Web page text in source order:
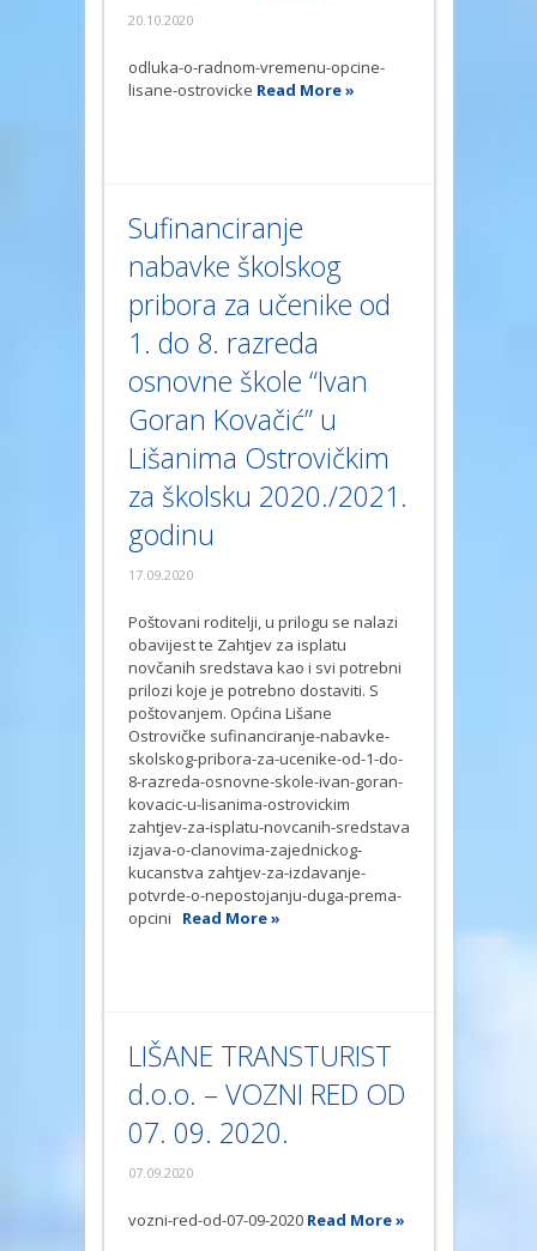
20.10.2020
odluka-o-radnom-vremenu-opcine-
lisane-ostrovicke Read More »
Sufinanciranje
nabavke školskog
pribora za učenike od
1. do 8. razreda
osnovne škole “Ivan
Goran Kovačić” u
Lišanima Ostrovičkim
za školsku 2020./2021.
godinu
17.09.2020
Poštovani roditelji, u prilogu se nalazi
obavijest te Zahtjev za isplatu
novčanih sredstava kao i svi potrebni
prilozi koje je potrebno dostaviti. S
poštovanjem. Općina Lišane
Ostrovičke sufinanciranje-nabavke-
skolskog-pribora-za-ucenike-od-1-do-
8-razreda-osnovne-skole-ivan-goran-
kovacic-u-lisanima-ostrovickim
zahtjev-za-isplatu-novcanih-sredstava
izjava-o-clanovima-zajednickog-
kucanstva zahtjev-za-izdavanje-
potvrde-o-nepostojanju-duga-prema-
opcini Read More »
LIŠANE TRANSTURIST
d.o.o. – VOZNI RED OD
07. 09. 2020.
07.09.2020
vozni-red-od-07-09-2020 Read More »